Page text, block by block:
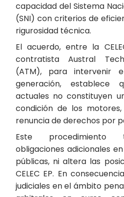
capacidad del Sistema
(SNI) con criterios de
rigurosidad técnica.
El acuerdo, entre la
contratista Austral
(ATM), para intervenir
generación, establece
actuales no constituyen
condición de los
renuncia de derechos por
Este procedimiento
obligaciones adicionales
públicas, ni altera las
CELEC EP. En
judiciales en el ámbito